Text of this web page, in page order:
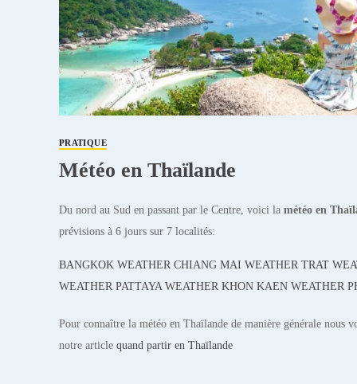
PRATIQUE
Météo en Thaïlande
Du nord au Sud en passant par le Centre, voici la météo en
prévisions à 6 jours sur 7 localités:
BANGKOK WEATHER CHIANG MAI WEATHER TRAT
WEATHER PATTAYA WEATHER KHON KAEN WEATHER
Pour connaître la météo en Thaïlande de manière générale nous
notre article quand partir en Thaïlande